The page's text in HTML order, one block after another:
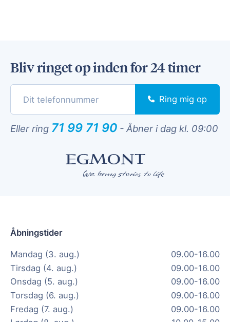
Bliv ringet op inden for 24 timer
Ring mig op
Eller ring 71 99 71 90 - Åbner i dag kl. 09:00
Åbningstider
Mandag (3. aug.)
09.00-16.00
Tirsdag (4. aug.)
09.00-16.00
Onsdag (5. aug.)
09.00-16.00
Torsdag (6. aug.)
09.00-16.00
Fredag (7. aug.)
09.00-16.00